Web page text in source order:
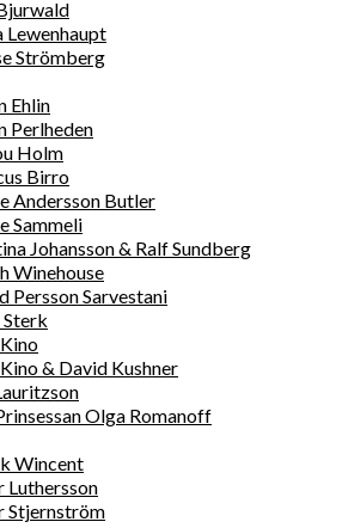
Lewenhaupt
Strömberg
Ehlin
Perlheden
Holm
Birro
Andersson Butler
Sammeli
Johansson & Ralf Sundberg
Winehouse
Persson Sarvestani
& David Kushner
Olga Romanoff
Wincent
Luthersson
Stjernström